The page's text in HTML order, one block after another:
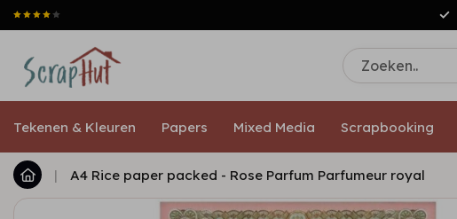
Tekenen & Kleuren Papers Mixed Media Scrapbooking
| A4 Rice paper packed - Rose Parfum Parfumeur royal